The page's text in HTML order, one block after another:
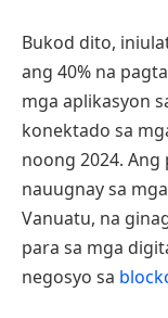
Bukod dito,
ang 40% na
mga aplikasyon
konektado sa
noong 2024.
nauugnay sa
Vanuatu, na
para sa mga
negosyo sa